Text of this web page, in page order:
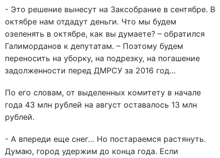
- Это решение вынесут на Заксобрание в сентябре. В
октябре нам отдадут деньги. Что мы будем
озеленять в октябре, как вы думаете? – обратился
Галиморданов к депутатам. – Поэтому будем
переносить на уборку, на подрезку, на погашение
задолженности перед ДМРСУ за 2016 год…
По его словам, от выделенных комитету в начале
года 43 млн рублей на август оставалось 13 млн
рублей.
- А впереди еще снег… Но постараемся растянуть.
Думаю, город удержим до конца года. Если